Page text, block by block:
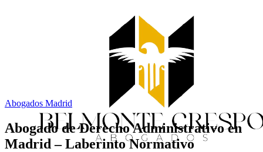
Abogados Madrid
Abogado de Derecho Administrativo en
Madrid – Laberinto Normativo